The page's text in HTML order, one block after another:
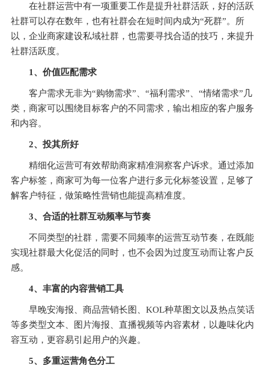
在社群运营中有一项重要工作是提升社群活跃，好的活跃
社群可以存在数年，也有社群会在短时间内成为“死群”。所
以，企业商家建设私域社群，也需要寻找合适的技巧，来提升
社群活跃度。
1、 价值匹配需求
客户需求无非为“购物需求”、“福利需求”、“情绪需求”几
类，商家可以围绕目标客户的不同需求，输出相应的客户服务
和内容。
2、 投其所好
精细化运营可有效帮助商家精准洞察客户诉求。通过添加
客户标签，商家可为每一位客户进行多元化标签设置，足够了
解客户特征，做策略性营销也能提高精准度。
3、 合适的社群互动频率与节奏
不同类型的社群，需要不同频率的运营互动节奏，在既能
实现社群最大化促活的同时，也不会因为过度互动而让客户反
感。
4、 丰富的内容营销工具
早晚安海报、商品营销长图、KOL种草图文以及热点笑话
等多类型文本、图片海报、直播视频等内容素材，以趣味化内
容互动，更容易引起用户的兴趣。
5、 多重运营角色分工